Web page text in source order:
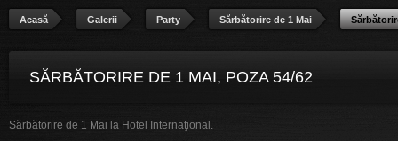
Acasă Galerii Party Sărbătorire de 1 Mai
SĂRBĂTORIRE DE 1 MAI, POZA 54/62
Sărbătorire de 1 Mai la Hotel Internaţional.